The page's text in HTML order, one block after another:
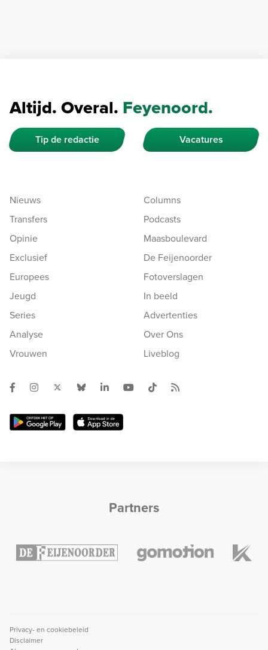
Altijd. Overal. Feyenoord.
Tip de redactie Vacatures
Nieuws
Transfers
Opinie
Exclusief
Europees
Jeugd
Series
Analyse
Vrouwen
Columns
Podcasts
Maasboulevard
De Feijenoorder
Fotoverslagen
In beeld
Advertenties
Over Ons
Liveblog
Partners
Privacy- en cookiebeleid
Disclaimer